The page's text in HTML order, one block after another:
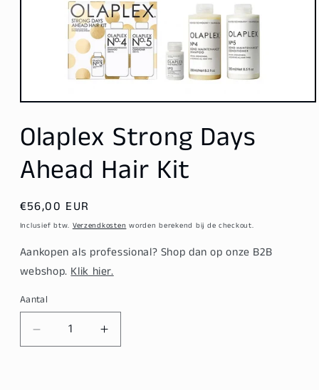
Media
openen
in
modaal
Olaplex Strong Days
Ahead Hair Kit
Normale
prijs
€56,00 EUR
Inclusief btw. Verzendkosten worden berekend bij de checkout.
Aankopen als professional? Shop dan op onze B2B
webshop.Klik hier.
Aantal
Aantal
verlagen
Aantal
verhogen